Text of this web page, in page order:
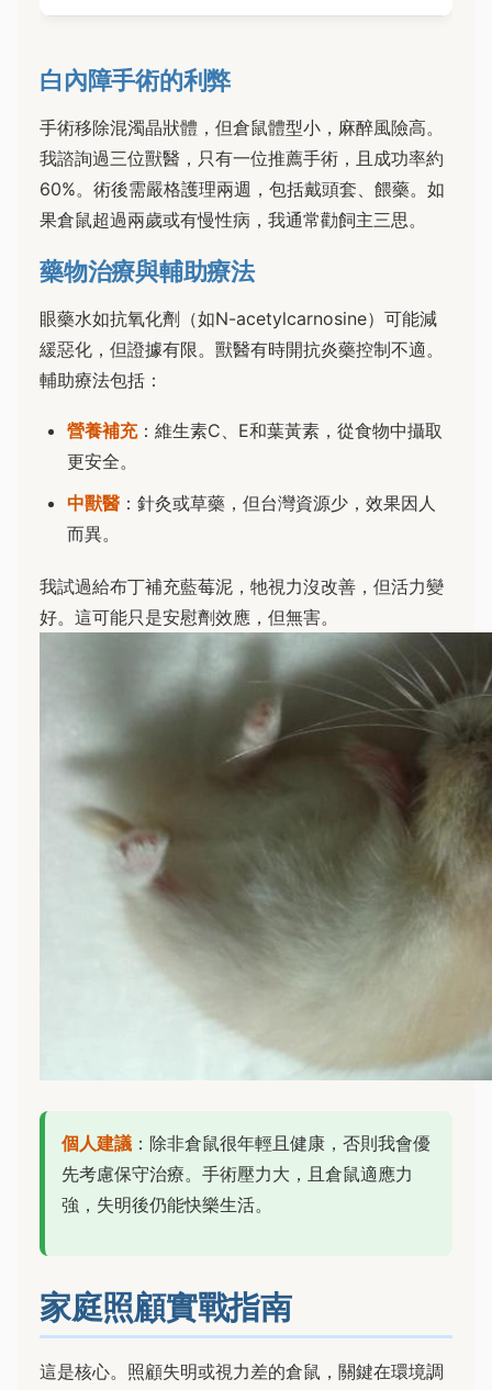
白內障手術的利弊
手術移除混濁晶狀體，但倉鼠體型小，麻醉風險高。
我諮詢過三位獸醫，只有一位推薦手術，且成功率約
60%。術後需嚴格護理兩週，包括戴頭套、餵藥。如
果倉鼠超過兩歲或有慢性病，我通常勸飼主三思。
藥物治療與輔助療法
眼藥水如抗氧化劑（如N-acetylcarnosine）可能減
緩惡化，但證據有限。獸醫有時開抗炎藥控制不適。
輔助療法包括：
營養補充：維生素C、E和葉黃素，從食物中攝取
更安全。
中獸醫 ：針灸或草藥，但台灣資源少，效果因人
而異。
我試過給布丁補充藍莓泥，牠視力沒改善，但活力變
好。這可能只是安慰劑效應，但無害。
個人建議 ：除非倉鼠很年輕且健康，否則我會優
先考慮保守治療。手術壓力大，且倉鼠適應力
強，失明後仍能快樂生活。
家庭照顧實戰指南
這是核心。照顧失明或視力差的倉鼠，關鍵在環境調